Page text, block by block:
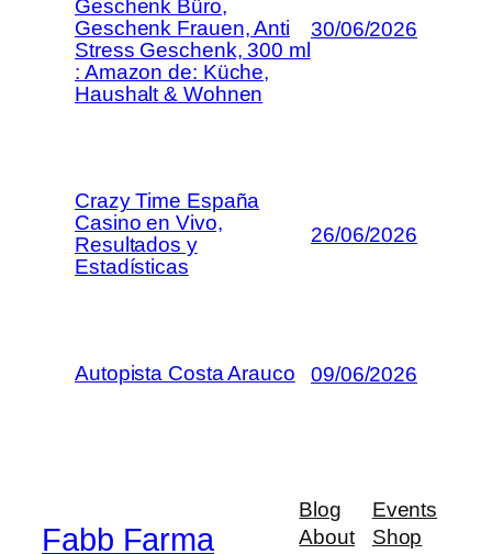
Geschenk Büro,
Geschenk Frauen, Anti
Stress Geschenk, 300 ml
: Amazon de: Küche,
Haushalt & Wohnen
30/06/2026
Crazy Time España
Casino en Vivo,
Resultados y
Estadísticas
26/06/2026
Autopista Costa Arauco 09/06/2026
Fabb Farma
Blog
About
Events
Shop